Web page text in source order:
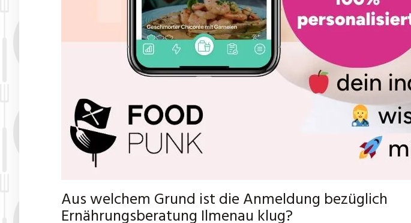
Aus welchem Grund ist die Anmeldung bezüglich
Ernährungsberatung Ilmenau klug?